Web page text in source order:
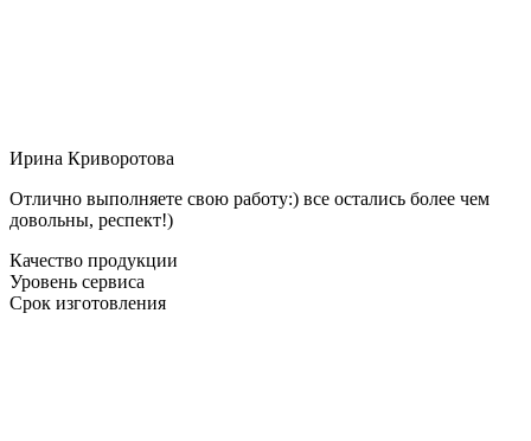
Ирина Криворотова
Отлично выполняете свою работу:) все остались более чем
довольны, респект!)
Качество продукции
Уровень сервиса
Срок изготовления